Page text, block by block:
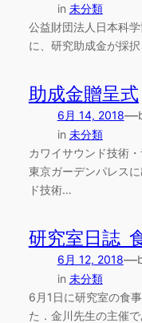
in 未分類
公益財団法人日本科
に、研究助成金が採択
助成金贈呈式
6月 14, 2018—
in 未分類
カワイサウンド技術
東京ガーデンパレス
ド技術…
研究室日誌_
6月 12, 2018—
in 未分類
6月1日に研究室の食
た．金川先生の主催